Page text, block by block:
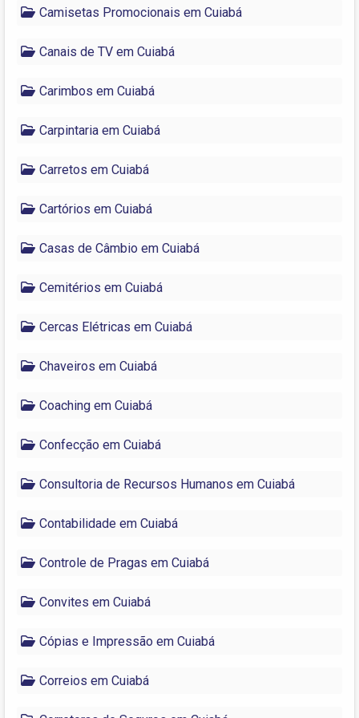
Camisetas Promocionais em Cuiabá
Canais de TV em Cuiabá
Carimbos em Cuiabá
Carpintaria em Cuiabá
Carretos em Cuiabá
Cartórios em Cuiabá
Casas de Câmbio em Cuiabá
Cemitérios em Cuiabá
Cercas Elétricas em Cuiabá
Chaveiros em Cuiabá
Coaching em Cuiabá
Confecção em Cuiabá
Consultoria de Recursos Humanos em Cuiabá
Contabilidade em Cuiabá
Controle de Pragas em Cuiabá
Convites em Cuiabá
Cópias e Impressão em Cuiabá
Correios em Cuiabá